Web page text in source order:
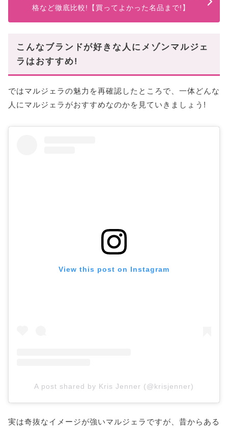
格など徹底比較!【買ってよかった名品まで!】
こんなブランドが好きな人にメゾンマルジェ
ラはおすすめ!
ではマルジェラの魅力を再確認したところで、一体どんな
人にマルジェラがおすすめなのかを見ていきましょう!
View this post on Instagram
A post shared by Kris Jenner (@krisjenner)
実は奇抜なイメージが強いマルジェラですが、昔からある